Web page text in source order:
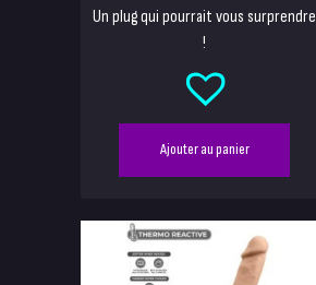
Un plug qui pourrait vous surprendre
!
Ajouter au panier